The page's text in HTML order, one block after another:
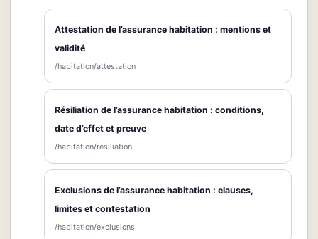
Attestation de l’assurance habitation : mentions et
validité
/habitation/attestation
Résiliation de l’assurance habitation : conditions,
date d’effet et preuve
/habitation/resiliation
Exclusions de l’assurance habitation : clauses,
limites et contestation
/habitation/exclusions